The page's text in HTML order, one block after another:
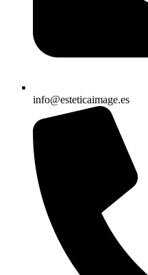
info@esteticaimage.es